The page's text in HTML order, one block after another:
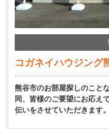
コガネイハウジング
熊谷市のお部屋探しのこと
同、皆様のご要望にお応え
伝いをさせていただきます。